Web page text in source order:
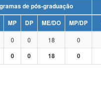
Total de Programas de pós-graduação
MP DP ME/DO MP/DP
0 0 18 0
0 0 18 0